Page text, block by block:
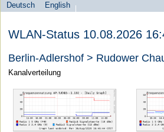
Sprachauswahl
Deutsch
English
search-menu
Universität
zu
Berlin
Computer-
und
Medienservice
WLAN-Status 10.08.2026
Berlin-Adlershof > Rudower
Kanalverteilung